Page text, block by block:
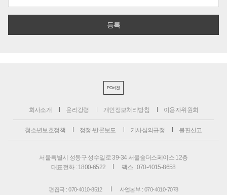
PC버전
회사소개 윤리강령 개인정보처리방침 이용자위원회
청소년보호정책 정정·반론보도 기사심의규정 불편신고
서울특별시 성동구 성수일로 39-34 서울숲더스페이스 12층
대표전화 : 1800-6522
팩스 : 070-4015-8658
편집국 : 070-4010-8512 사업본부 : 070-4010-7078